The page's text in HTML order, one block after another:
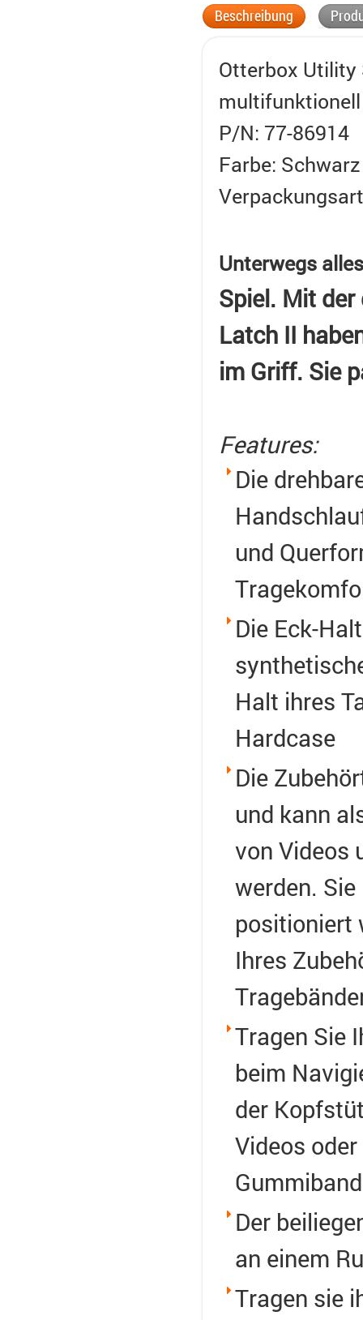
Beschreibung
Otterbox Utility
multifunktionell
P/N: 77-86914
Farbe: Schwarz
Unterwegs
Spiel. Mit
Latch II
im Griff. Sie
Features:
Die
und
Die Eck-
Halt ihres
Hardcase
Die
und kann
von Videos
werden.
positioniert
Ihres
Tragen Sie
beim
der
Videos
Der
an einem
Tragen sie